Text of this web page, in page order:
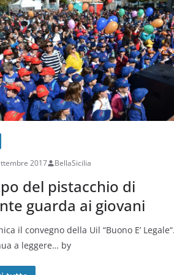
2017 BellaSicilia
del pistacchio di
guarda ai giovani
il convegno della Uil “Buono E’
a leggere… by